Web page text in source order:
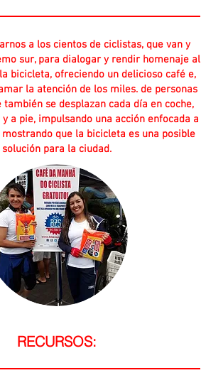
a los cientos de ciclistas, que van y
sur, para dialogar y rendir homenaje al
bicicleta, ofreciendo un delicioso café e,
la atención de los miles. de personas
también se desplazan cada día en coche,
a pie, impulsando una acción enfocada a
que la bicicleta es una posible
solución para la ciudad.
RECURSOS: